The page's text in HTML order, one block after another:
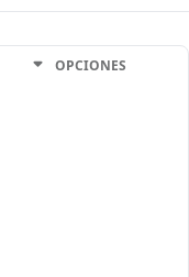
OPCIONES